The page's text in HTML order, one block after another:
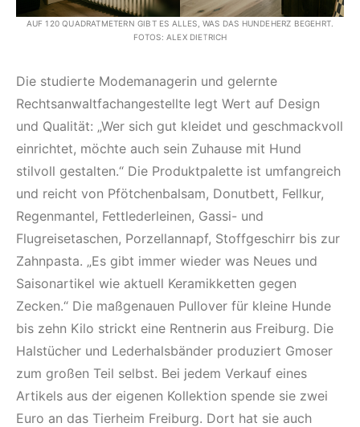
AUF 120 QUADRATMETERN GIBT ES ALLES, WAS DAS HUNDEHERZ BEGEHRT.
FOTOS: ALEX DIETRICH
Die studierte Modemanagerin und gelernte
Rechtsanwaltfachangestellte legt Wert auf Design
und Qualität: „Wer sich gut kleidet und geschmackvoll
einrichtet, möchte auch sein Zuhause mit Hund
stilvoll gestalten.“ Die Produktpalette ist umfangreich
und reicht von Pfötchenbalsam, Donutbett, Fellkur,
Regenmantel, Fettlederleinen, Gassi- und
Flugreisetaschen, Porzellannapf, Stoffgeschirr bis zur
Zahnpasta. „Es gibt immer wieder was Neues und
Saisonartikel wie aktuell Keramikketten gegen
Zecken.“ Die maßgenauen Pullover für kleine Hunde
bis zehn Kilo strickt eine Rentnerin aus Freiburg. Die
Halstücher und Lederhalsbänder produziert Gmoser
zum großen Teil selbst. Bei jedem Verkauf eines
Artikels aus der eigenen Kollektion spende sie zwei
Euro an das Tierheim Freiburg. Dort hat sie auch